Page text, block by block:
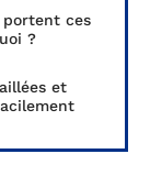
portent ces
?
et